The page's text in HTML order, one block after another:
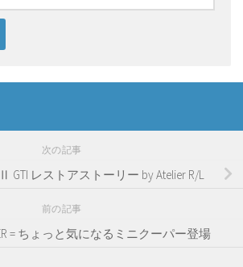
次の記事
GTI レストアストーリー by Atelier R/L
前の記事
= ちょっと気になるミニクーパー登場